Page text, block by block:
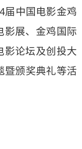
届中国电影金鸡
影展、金鸡国际
影论坛及创投大
暨颁奖典礼等活